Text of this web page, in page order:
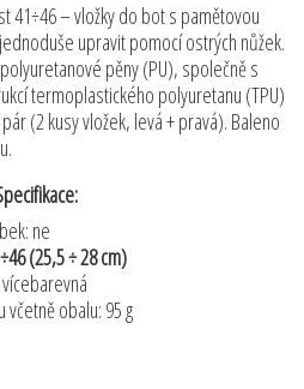
41÷46 – vložky do bot s pamětovou
upravit pomocí ostrých nůžek.
pěny (PU), společně s
termoplastického polyuretanu (TPU)
(2 kusy vložek, levá + pravá). Baleno
ne
(25,5 ÷ 28 cm)
včetně obalu: 95 g